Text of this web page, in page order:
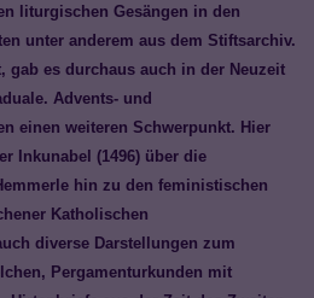
liturgischen Gesängen in den
unter anderem aus dem Stiftsarchiv.
gab es durchaus auch in der Neuzeit
Advents- und
einen weiteren Schwerpunkt. Hier
Inkunabel (1496) über die
hin zu den feministischen
Katholischen
diverse Darstellungen zum
Pergamenturkunden mit